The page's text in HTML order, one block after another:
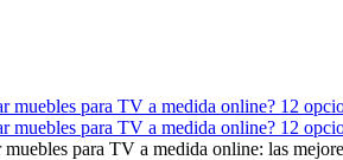
muebles para TV a medida online? 12
muebles para TV a medida online? 12
para TV a medida online: las